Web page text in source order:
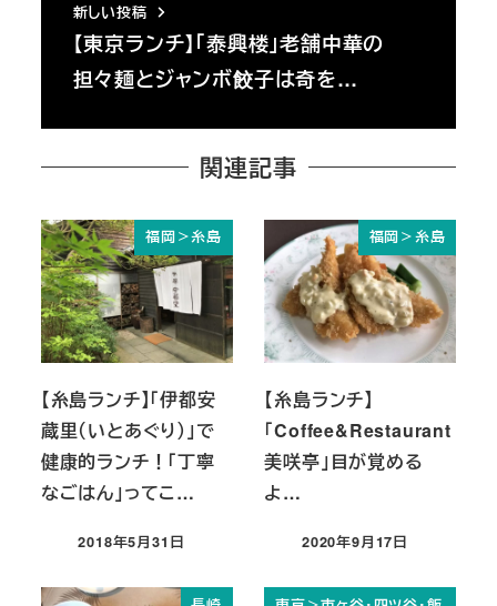
新しい投稿
【東京ランチ】「泰興楼」老舗中華の
担々麺とジャンボ餃子は奇を…
関連記事
福岡＞糸島
【糸島ランチ】「伊都安
蔵里（いとあぐり）」で
健康的ランチ！「丁寧
なごはん」ってこ…
投稿日
2018年5月31日
福岡＞糸島
【糸島ランチ】
「Coffee&Restaurant
美咲亭」目が覚める
よ…
投稿日
2020年9月17日